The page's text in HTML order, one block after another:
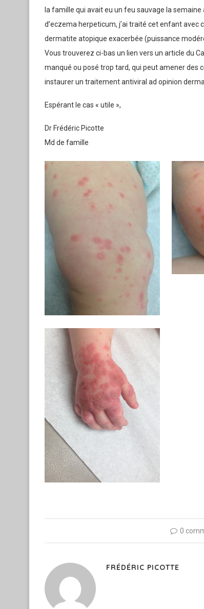
la famille qui avait eu un feu sauvage la
d’eczema herpeticum, j’ai traité cet enfant
dermatite atopique exacerbée (puissance
Vous trouverez ci-bas un lien vers un article du
manqué ou posé trop tard, qui peut amener des
instaurer un traitement antiviral ad opinion
Espérant le cas « utile »,
Dr Frédéric Picotte
Md de famille
0
FRÉDÉRIC PICOTTE